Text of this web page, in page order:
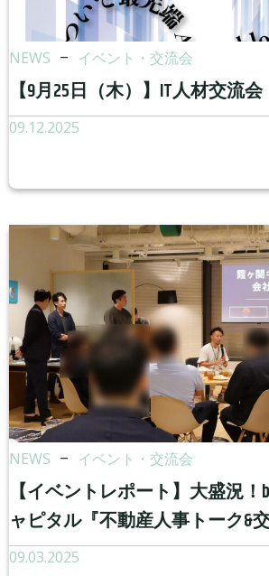
NEWS – イベント・交流会
【9月25日（木）】IT人材交流会
09.12.2025
NEWS – イベント・交流会
【イベントレポート】大盛況！
ャピタル『不動産人事トーク&
09.03.2025